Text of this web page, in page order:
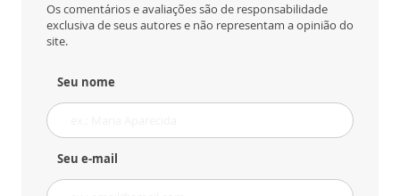
Os comentários e avaliações são de responsabilidade
exclusiva de seus autores e não representam a opinião do
site.
Seu nome
Seu e-mail